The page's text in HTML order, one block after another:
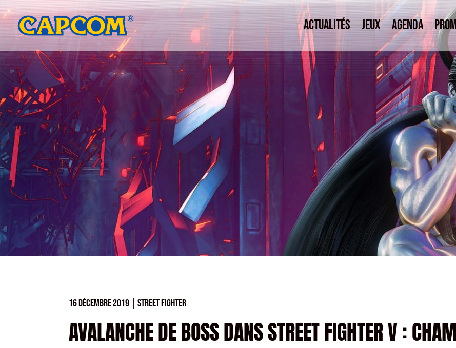
Actualités Jeux Agenda
AVALANCHE DE BOSS DANS STREET FIGHTER V :
16 DÉCEMBRE 2019 |STREET FIGHTER